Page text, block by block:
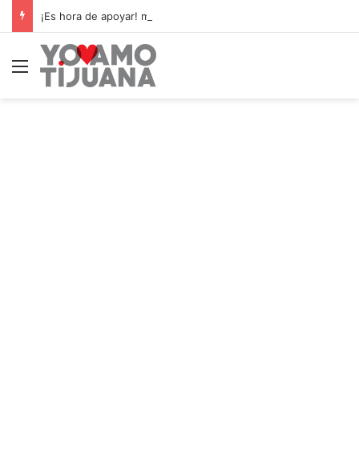
Menú